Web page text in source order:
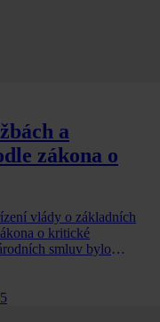
a
zákona o
vlády o základních
o kritické
smluv bylo